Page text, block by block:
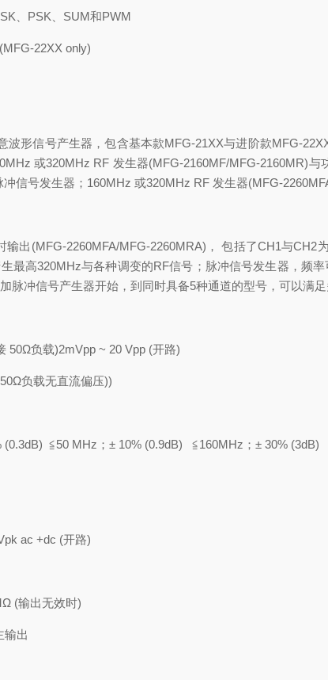
PSK SUM和PWM
22XX only)
波形信号产生器，包含基本款MFG-21XX与进阶款MFG-
或320MHz RF 发生器(MFG-2160MF/MFG-2160MR)与
冲信号发生器； 160MHz 或320MHz RF 发生器(MFG-
输出 (MFG-2260MFA/MFG-2260MRA) ， 包括了CH1与CH2
最高320MHz与各种调变的RF信号；脉冲信号发生器，频率
加脉冲信号产生器开始，到同时具备5种通道的型号，可以满
50Ω负载)2mVpp ~ 20 Vpp (开路)
50Ω负载无直流偏压))
(0.3dB) ≦50 MHz ；± 10% (0.9dB) ≦160MHz ；± 30% (3dB)
ac +dc (开路)
Ω (输出无效时)
输出